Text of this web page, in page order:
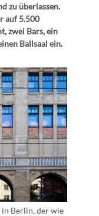
zu überlassen.
auf 5.500
zwei Bars, ein
Ballsaal ein.
in Berlin, der wie